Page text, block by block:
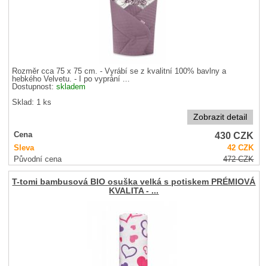
Rozměr cca 75 x 75 cm. - Vyrábí se z kvalitní 100% bavlny a
hebkého Velvetu. - I po vyprání ...
Dostupnost:skladem
Sklad: 1 ks
Zobrazit detail
Cena 430CZK
Sleva 42CZK
Původní cena
472CZK
T-tomi bambusová BIO osuška velká s potiskem PRÉMIOVÁ
KVALITA - ...